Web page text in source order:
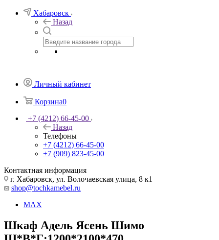
Хабаровск
Назад
Личный кабинет
Корзина0
+7 (4212) 66-45-00
Назад
Телефоны
+7 (4212) 66-45-00
+7 (909) 823-45-00
Контактная информация
г. Хабаровск, ул. Волочаевская улица, 8 к1
shop@tochkamebel.ru
MAX
Шкаф Адель Ясень Шимо